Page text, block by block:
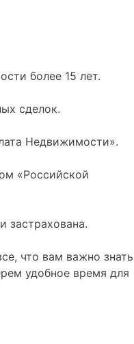
более 15 лет.
сделок.
Недвижимости».
«Российской
застрахована.
что вам важно знать
удобное время для